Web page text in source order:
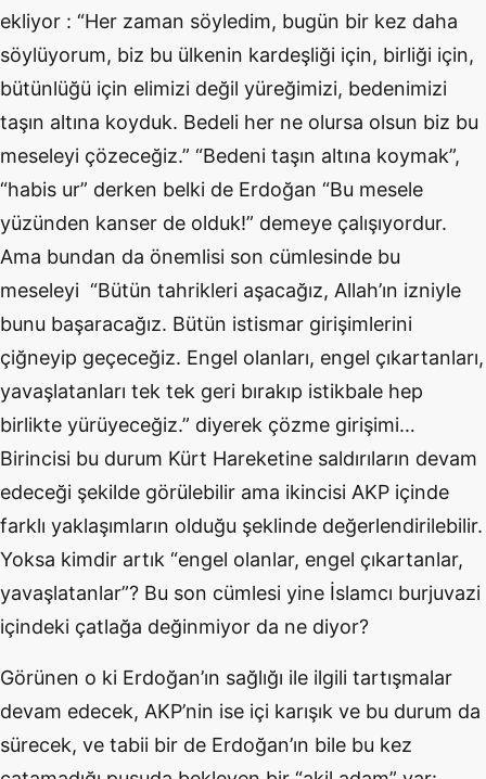
ekliyor : “Her zaman söyledim, bugün bir kez daha
söylüyorum, biz bu ülkenin kardeşliği için, birliği için,
bütünlüğü için elimizi değil yüreğimizi, bedenimizi
taşın altına koyduk. Bedeli her ne olursa olsun biz bu
meseleyi çözeceğiz.” “Bedeni taşın altına koymak”,
“habis ur” derken belki de Erdoğan “Bu mesele
yüzünden kanser de olduk!” demeye çalışıyordur.
Ama bundan da önemlisi son cümlesinde bu
meseleyi “Bütün tahrikleri aşacağız, Allah’ın izniyle
bunu başaracağız. Bütün istismar girişimlerini
çiğneyip geçeceğiz. Engel olanları, engel çıkartanları,
yavaşlatanları tek tek geri bırakıp istikbale hep
birlikte yürüyeceğiz.” diyerek çözme girişimi…
Birincisi bu durum Kürt Hareketine saldırıların devam
edeceği şekilde görülebilir ama ikincisi AKP içinde
farklı yaklaşımların olduğu şeklinde değerlendirilebilir.
Yoksa kimdir artık “engel olanlar, engel çıkartanlar,
yavaşlatanlar”? Bu son cümlesi yine İslamcı burjuvazi
içindeki çatlağa değinmiyor da ne diyor?
Görünen o ki Erdoğan’ın sağlığı ile ilgili tartışmalar
devam edecek, AKP’nin ise içi karışık ve bu durum da
sürecek, ve tabii bir de Erdoğan’ın bile bu kez